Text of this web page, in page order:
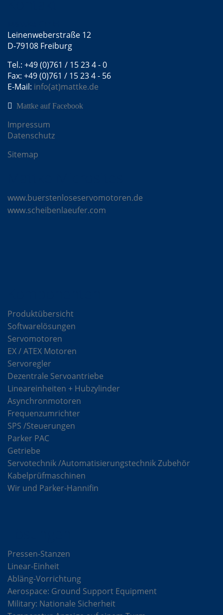
Leinenweberstraße 12
D-79108 Freiburg
Tel.: +49 (0)761 / 15 23 4 - 0
Fax: +49 (0)761 / 15 23 4 - 56
E-Mail: info(at)mattke.de
Mattke auf Facebook
Impressum
Datenschutz
Sitemap
www.buerstenloseservomotoren.de
www.scheibenlaeufer.com
Produktübersicht
Softwarelösungen
Servomotoren
EX / ATEX Motoren
Servoregler
Dezentrale Servoantriebe
Lineareinheiten + Hubzylinder
Asynchronmotoren
Frequenzumrichter
SPS /Steuerungen
Parker PAC
Getriebe
Servotechnik /Automatisierungstechnik Zubehör
Kabelprüfmaschinen
Wir und Parker-Hannifin
Pressen-Stanzen
Linear-Einheit
Abläng-Vorrichtung
Aerospace: Ground Support Equipment
Military: Nationale Sicherheit